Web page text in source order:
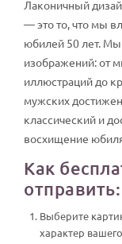
Лаконичный
— это то, что мы
юбилей 50 лет. Мы
изображений: от
иллюстраций до
мужских
классический и
восхищение
Как
отправить:
Выберите
характер